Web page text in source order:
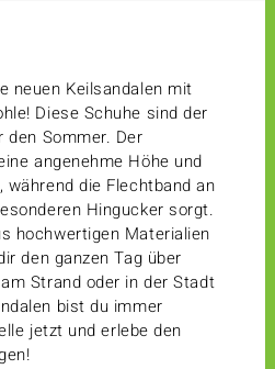
neuen Keilsandalen mit
Diese Schuhe sind der
Sommer. Der
angenehme Höhe und
die Flechtband an
Hingucker sorgt.
hochwertigen Materialien
den ganzen Tag über
Strand oder in der Stadt
bist du immer
jetzt und erlebe den